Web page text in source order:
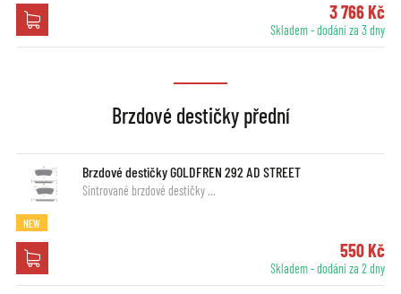
3 766 Kč
Skladem - dodání za 3 dny
Brzdové destičky přední
Brzdové destičky GOLDFREN 292 AD STREET
Sintrované brzdové destičky …
NEW
550 Kč
Skladem - dodání za 2 dny